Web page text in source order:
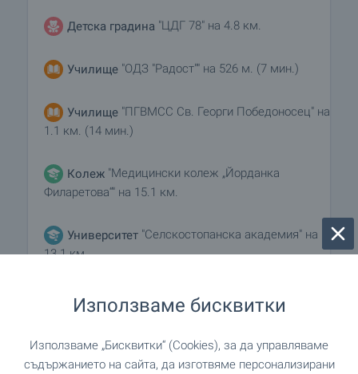
Детска градина "ЦДГ 78" на 4.8 км.
Училище "ОДЗ "Радост"" на 526 м. (7 мин.)
Училище "ПГВМСС Св. Георги Победоносец" на
1.1 км. (14 мин.)
Колеж "Медицински колеж „Йорданка
Филаретова“" на 15.1 км.
Университет "Селскостопанска академия" на
13.1 км.
Университет
"Висше строително училище
"Любен Каравелов"" на 13.1 км.
Използваме бисквитки
Използваме „Бисквитки“ (Cookies), за да управляваме
съдържанието на сайта, да изготвяме персонализирани